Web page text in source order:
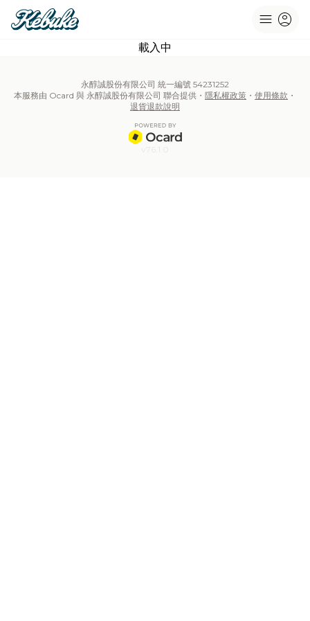
menu account_circle
載入中
永醇誠股份有限公司 統一編號 54231252
本服務由 Ocard 與 永醇誠股份有限公司 聯合提供・ 隱私權政策 ・ 使用條款 ・
退貨退款說明